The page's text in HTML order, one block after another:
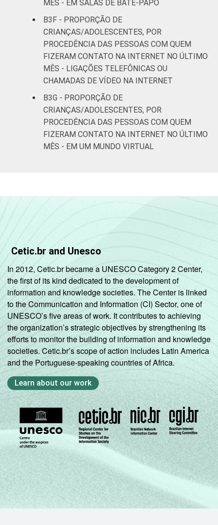
MÊS - EM SALAS DE BATE-PAPO
B3F - PROPORÇÃO DE
CRIANÇAS/ADOLESCENTES, POR
PROCEDÊNCIA DAS PESSOAS COM QUEM
FIZERAM CONTATO NA INTERNET NO ÚLTIMO
MÊS - LIGAÇÕES TELEFÔNICAS OU
CHAMADAS DE VÍDEO NA INTERNET
B3G - PROPORÇÃO DE
CRIANÇAS/ADOLESCENTES, POR
PROCEDÊNCIA DAS PESSOAS COM QUEM
FIZERAM CONTATO NA INTERNET NO ÚLTIMO
MÊS - EM UM MUNDO VIRTUAL
Cetic.br and Unesco
In 2012, Cetic.br became a UNESCO Category 2 Center,
the first of its kind dedicated to the development of
information and knowledge societies. The Center is linked
to the Communication and Information (CI) Sector, one of
UNESCO’s five areas of work. It contributes to achieving
the organization’s strategic objectives by strengthening its
efforts to monitor the building of information and knowledge
societies. Cetic.br’s scope of action includes Latin America
and the Portuguese-speaking countries of Africa.
Learn about our work